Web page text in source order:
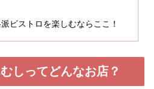
ビストロを楽しむならここ！
しってどんなお店？